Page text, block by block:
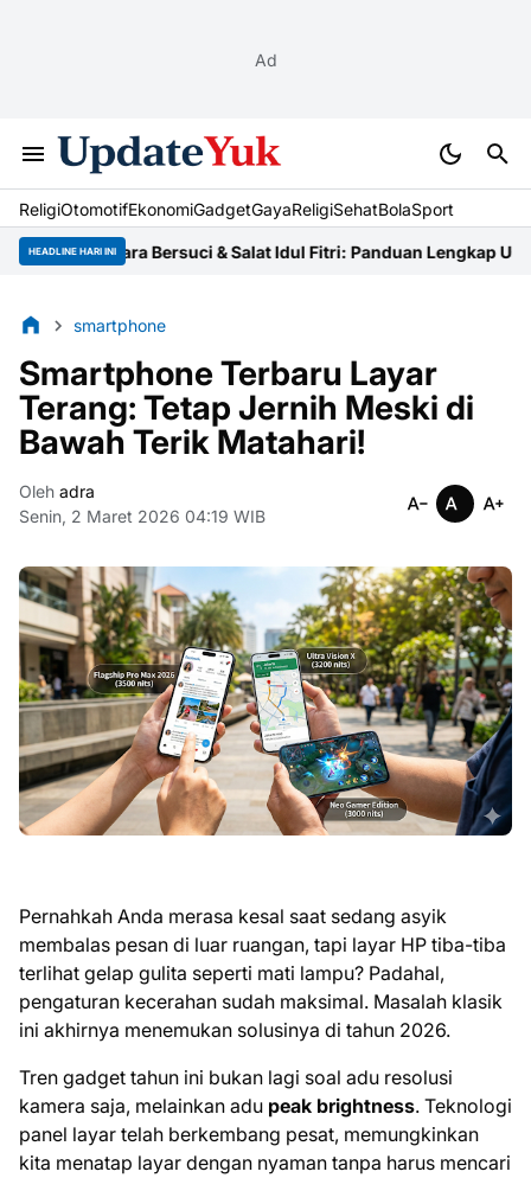
Ad
ReligiOtomotifEkonomiGadgetGayaReligiSehatBolaSport
HEADLINE HARI INI
Tata Cara Bersuci & Salat Idul Fitri: Panduan Lengkap UstazNiat
smartphone
Smartphone Terbaru Layar
Terang: Tetap Jernih Meski di
Bawah Terik Matahari!
Oleh adra
Senin, 2 Maret 2026 04:19 WIB
Pernahkah Anda merasa kesal saat sedang asyik
membalas pesan di luar ruangan, tapi layar HP tiba-tiba
terlihat gelap gulita seperti mati lampu? Padahal,
pengaturan kecerahan sudah maksimal. Masalah klasik
ini akhirnya menemukan solusinya di tahun 2026.
Tren gadget tahun ini bukan lagi soal adu resolusi
kamera saja, melainkan adu peak brightness. Teknologi
panel layar telah berkembang pesat, memungkinkan
kita menatap layar dengan nyaman tanpa harus mencari